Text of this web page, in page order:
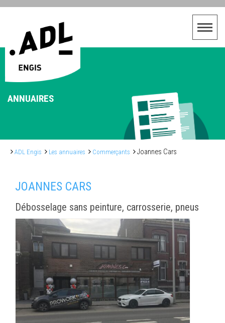
ANNUAIRES
ADL Engis Les annuaires Commerçants Joannes Cars
JOANNES CARS
Débosselage sans peinture, carrosserie, pneus